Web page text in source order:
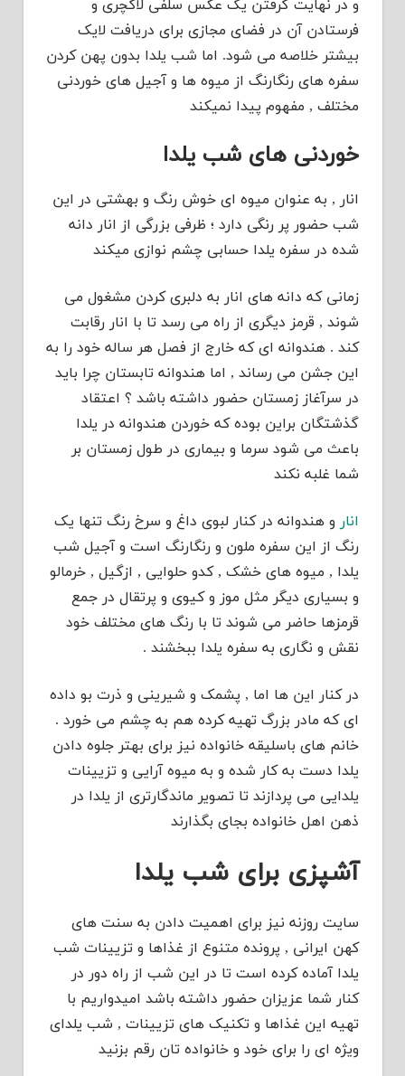
و در نهایت گرفتن یک عکس سلفی لاکچری و
فرستادن آن در فضای مجازی برای دریافت لایک
بیشتر خلاصه می شود. اما شب یلدا بدون پهن کردن
سفره های رنگارنگ از میوه ها و آجیل های خوردنی
مختلف , مفهوم پیدا نمیکند
خوردنی های شب یلدا
انار , به عنوان میوه ای خوش رنگ و بهشتی در این
شب حضور پر رنگی دارد ؛ ظرفی بزرگی از انار دانه
شده در سفره یلدا حسابی چشم نوازی میکند
زمانی که دانه های انار به دلبری کردن مشغول می
شوند , قرمز دیگری از راه می رسد تا با انار رقابت
کند . هندوانه ای که خارج از فصل هر ساله خود را به
این جشن می رساند , اما هندوانه تابستان چرا باید
در سرآغاز زمستان حضور داشته باشد ؟ اعتقاد
گذشتگان براین بوده که خوردن هندوانه در یلدا
باعث می شود سرما و بیماری در طول زمستان بر
شما غلبه نکند
انار و هندوانه در کنار لبوی داغ و سرخ رنگ تنها یک
رنگ از این سفره ملون و رنگارنگ است و آجیل شب
یلدا , میوه های خشک , کدو حلوایی , ازگیل , خرمالو
و بسیاری دیگر مثل موز و کیوی و پرتقال در جمع
قرمزها حاضر می شوند تا با رنگ های مختلف خود
نقش و نگاری به سفره یلدا ببخشند .
در کنار این ها اما , پشمک و شیرینی و ذرت بو داده
ای که مادر بزرگ تهیه کرده هم به چشم می خورد .
خانم های باسلیقه خانواده نیز برای بهتر جلوه دادن
یلدا دست به کار شده و به میوه آرایی و تزیینات
یلدایی می پردازند تا تصویر ماندگارتری از یلدا در
ذهن اهل خانواده بجای بگذارند
آشپزی برای شب یلدا
سایت روزنه نیز برای اهمیت دادن به سنت های
کهن ایرانی , پرونده متنوع از غذاها و تزیینات شب
یلدا آماده کرده است تا در این شب از راه دور در
کنار شما عزیزان حضور داشته باشد امیدواریم با
تهیه این غذاها و تکنیک های تزیینات , شب یلدای
ویژه ای را برای خود و خانواده تان رقم بزنید